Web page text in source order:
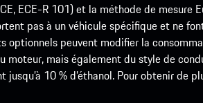
ECE-R 101) et la méthode de
pas à un véhicule spécifique et ne
peuvent modifier la
moteur, mais également du style de
10 % d’éthanol. Pour obtenir de